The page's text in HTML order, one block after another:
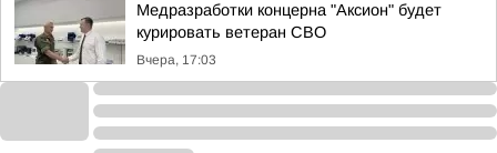
Медразработки концерна "Аксион" будет
курировать ветеран СВО
Вчера, 17:03